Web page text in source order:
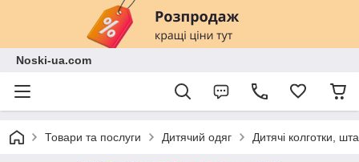
Noski-ua.com
Товари та послуги Дитячий одяг Дитячі колготки,